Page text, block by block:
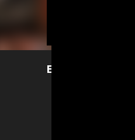
El Último libro de